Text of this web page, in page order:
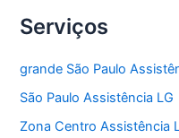
Serviços
grande São Paulo
São Paulo Assistência LG
Zona Centro Assistência